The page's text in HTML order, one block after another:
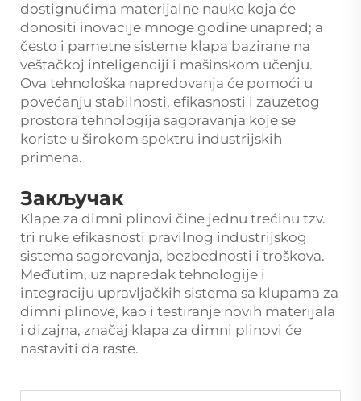
dostignućima materijalne nauke koja će
donositi inovacije mnoge godine unapred; a
često i pametne sisteme klapa bazirane na
veštačkoj inteligenciji i mašinskom učenju.
Ova tehnološka napredovanja će pomoći u
povećanju stabilnosti, efikasnosti i zauzetog
prostora tehnologija sagoravanja koje se
koriste u širokom spektru industrijskih
primena.
Закључак
Klape za dimni plinovi čine jednu trećinu tzv.
tri ruke efikasnosti pravilnog industrijskog
sistema sagorevanja, bezbednosti i troškova.
Međutim, uz napredak tehnologije i
integraciju upravljačkih sistema sa klupama za
dimni plinove, kao i testiranje novih materijala
i dizajna, značaj klapa za dimni plinovi će
nastaviti da raste.